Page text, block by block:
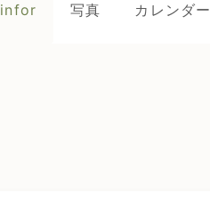
infor 写真 カレンダー